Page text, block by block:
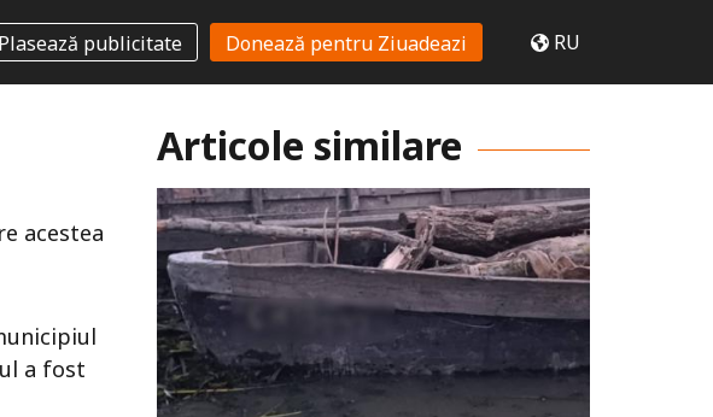
Plasează publicitate Donează pentru Ziuadeazi RU
acestea
a fost
Articole similare